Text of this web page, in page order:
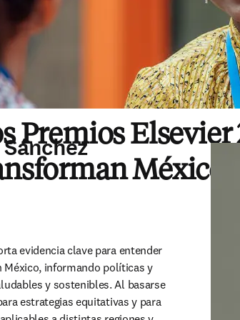
Premios Elsevier
México
evidencia clave para entender
informando políticas y
y sostenibles. Al basarse
estrategias equitativas y para